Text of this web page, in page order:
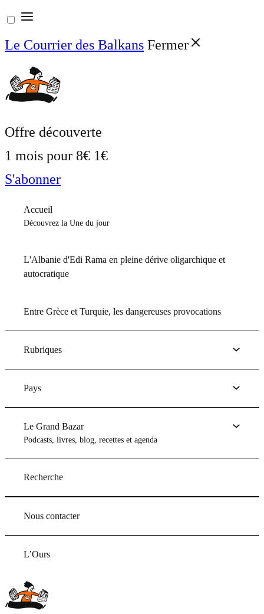
Aller
au
contenu
Le Courrier des Balkans Fermer
Offre découverte
1 mois pour 8€ 1€
S'abonner
Accueil
Découvrez la Une du jour
L'Albanie d'Edi Rama en pleine dérive oligarchique et
autocratique
Entre Grèce et Turquie, les dangereuses provocations
Rubriques
Pays
Le Grand Bazar
Podcasts, livres, blog, recettes et agenda
Recherche
Nous contacter
L’Ours